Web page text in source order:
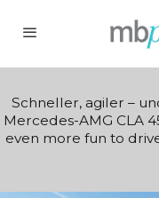
Schneller, agiler –
Mercedes-AMG CLA
even more fun to